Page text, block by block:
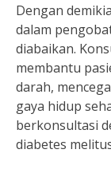
Dengan
dalam
diabaikan.
membantu
darah,
gaya hidup
berkonsultasi
diabetes